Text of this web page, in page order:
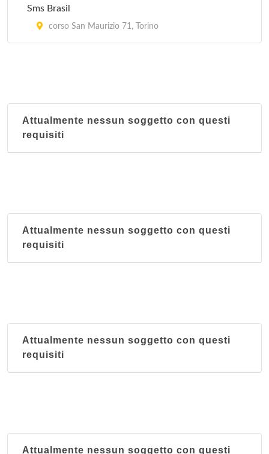
Sms Brasil
corso San Maurizio 71, Torino
Attualmente nessun soggetto con questi
requisiti
Attualmente nessun soggetto con questi
requisiti
Attualmente nessun soggetto con questi
requisiti
Attualmente nessun soggetto con questi